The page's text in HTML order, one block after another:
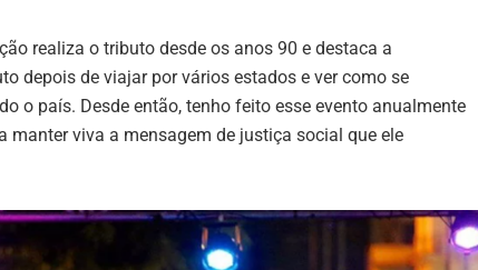
realiza o tributo desde os anos 90 e destaca a
depois de viajar por vários estados e ver como se
o país. Desde então, tenho feito esse evento anualmente
manter viva a mensagem de justiça social que ele